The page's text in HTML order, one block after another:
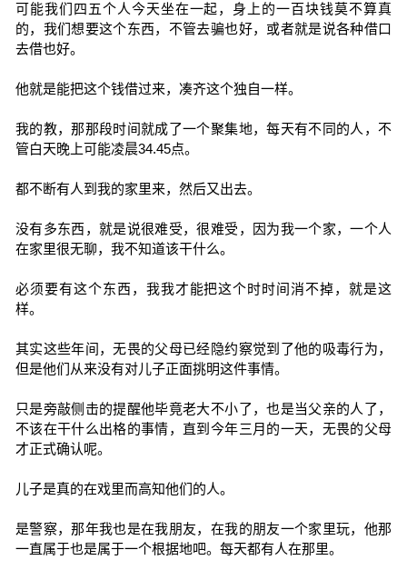
可能我们四五个人今天坐在一起，身上的一百块钱莫不算真
的，我们想要这个东西，不管去骗也好，或者就是说各种借口
去借也好。
他就是能把这个钱借过来，凑齐这个独自一样。
我的教，那那段时间就成了一个聚集地，每天有不同的人，不
管白天晚上可能凌晨34.45点。
都不断有人到我的家里来，然后又出去。
没有多东西，就是说很难受，很难受，因为我一个家，一个人
在家里很无聊，我不知道该干什么。
必须要有这个东西，我我才能把这个时时间消不掉，就是这
样。
其实这些年间，无畏的父母已经隐约察觉到了他的吸毒行为，
但是他们从来没有对儿子正面挑明这件事情。
只是旁敲侧击的提醒他毕竟老大不小了，也是当父亲的人了，
不该在干什么出格的事情，直到今年三月的一天，无畏的父母
才正式确认呢。
儿子是真的在戏里而高知他们的人。
是警察，那年我也是在我朋友，在我的朋友一个家里玩，他那
一直属于也是属于一个根据地吧。每天都有人在那里。